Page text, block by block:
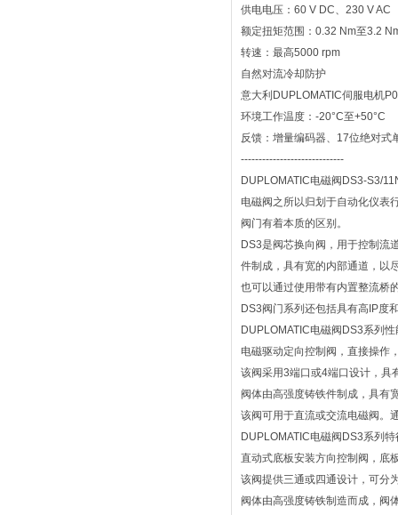
供电电压：60 V DC、230 V AC
额定扭矩范围：0.32 Nm至3.2
转速：最高5000 rpm
自然对流冷却防护
意大利DUPLOMATIC伺服电机
环境工作温度：-20°C至+50°C
反馈：增量编码器、17位绝对式
-----------------------------
DUPLOMATIC电磁阀DS3-S3/
电磁阀之所以归划于自动化仪表
阀门有着本质的区别。
DS3是阀芯换向阀，用于控制流
件制成，具有宽的内部通道，以
也可以通过使用带有内置整流桥
DS3阀门系列还包括具有高IP度
DUPLOMATIC电磁阀DS3系列
电磁驱动定向控制阀，直接操作
该阀采用3端口或4端口设计，具
阀体由高强度铸铁件制成，具有
该阀可用于直流或交流电磁阀。
DUPLOMATIC电磁阀DS3系列特
直动式底板安装方向控制阀，底
该阀提供三通或四通设计，可分
阀体由高强度铸铁制造而成，阀